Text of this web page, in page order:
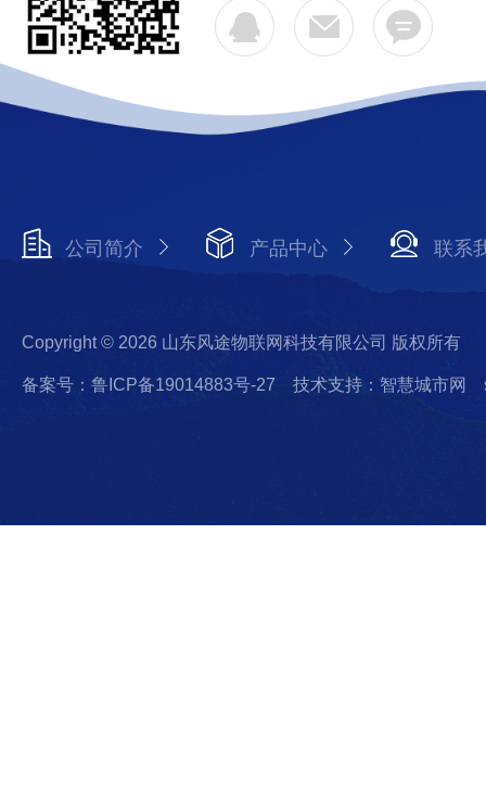
公司简介 产品中心 联系
Copyright © 2026 山东风途物联网科技有限公司 版权所有
备案号：鲁ICP备19014883号-27 技术支持：智慧城市网